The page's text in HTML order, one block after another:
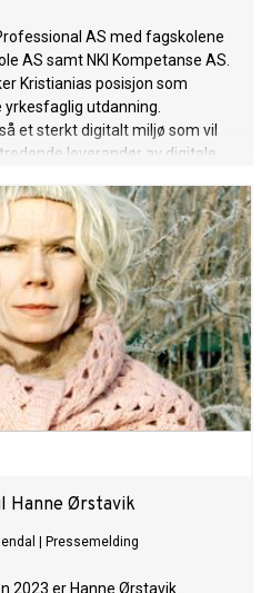
AS med fagskolene
AS samt NKI Kompetanse AS.
Kristianias posisjon som
yrkesfaglig utdanning.
et sterkt digitalt miljø som vil
leverandør av digitale
Hanne Ørstavik
Pressemelding
2023 er Hanne Ørstavik